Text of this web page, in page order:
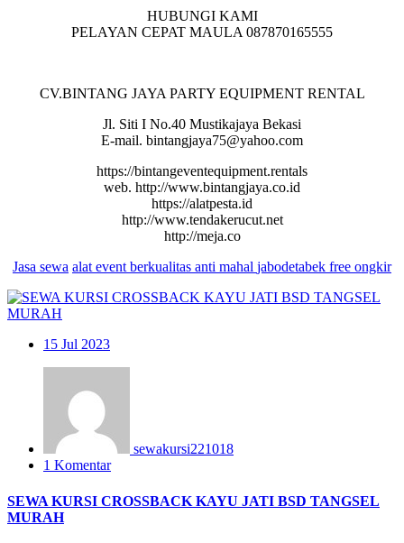
HUBUNGI KAMI
PELAYAN CEPAT MAULA 087870165555
CV.BINTANG JAYA PARTY EQUIPMENT RENTAL
Jl. Siti I No.40 Mustikajaya Bekasi
E-mail. bintangjaya75@yahoo.com
https://bintangeventequipment.rentals
web. http://www.bintangjaya.co.id
https://alatpesta.id
http://www.tendakerucut.net
http://meja.co
Jasa sewa alat event berkualitas anti mahal jabodetabek free ongkir
15 Jul 2023
sewakursi221018
1 Komentar
SEWA KURSI CROSSBACK KAYU JATI BSD TANGSEL
MURAH